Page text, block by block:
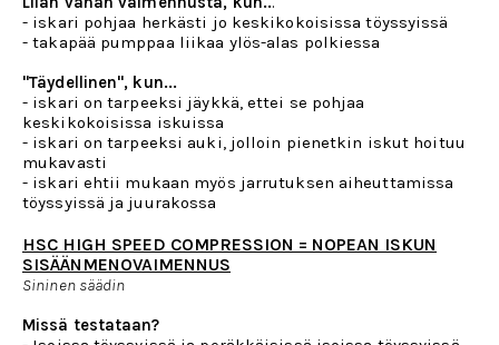
- iskari pohjaa herkästi jo keskikokoisissa töyssyissä
- takapää pumppaa liikaa ylös-alas polkiessa
"Täydellinen", kun...
- iskari on tarpeeksi jäykkä, ettei se pohjaa
keskikokoisissa iskuissa
- iskari on tarpeeksi auki, jolloin pienetkin iskut hoituu
mukavasti
- iskari ehtii mukaan myös jarrutuksen aiheuttamissa
töyssyissä ja juurakossa
HSC HIGH SPEED COMPRESSION = NOPEAN ISKUN
SISÄÄNMENOVAIMENNUS
Sininen säädin
Missä testataan?